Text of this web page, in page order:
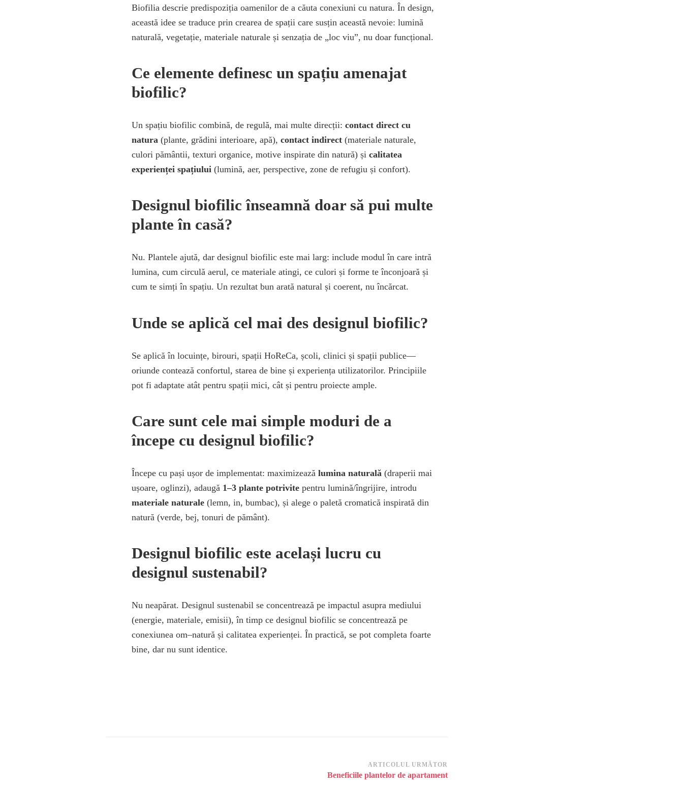
Biofilia descrie predispoziția oamenilor de a căuta conexiuni cu natura. În design,
această idee se traduce prin crearea de spații care susțin această nevoie: lumină
naturală, vegetație, materiale naturale și senzația de „loc viu”, nu doar funcțional.
Ce elemente definesc un spațiu amenajat
biofilic?
Un spațiu biofilic combină, de regulă, mai multe direcții: contact direct cu
natura (plante, grădini interioare, apă), contact indirect (materiale naturale,
culori pământii, texturi organice, motive inspirate din natură) și calitatea
experienței spațiului (lumină, aer, perspective, zone de refugiu și confort).
Designul biofilic înseamnă doar să pui multe
plante în casă?
Nu. Plantele ajută, dar designul biofilic este mai larg: include modul în care intră
lumina, cum circulă aerul, ce materiale atingi, ce culori și forme te înconjoară și
cum te simți în spațiu. Un rezultat bun arată natural și coerent, nu încărcat.
Unde se aplică cel mai des designul biofilic?
Se aplică în locuințe, birouri, spații HoReCa, școli, clinici și spații publice—
oriunde contează confortul, starea de bine și experiența utilizatorilor. Principiile
pot fi adaptate atât pentru spații mici, cât și pentru proiecte ample.
Care sunt cele mai simple moduri de a
începe cu designul biofilic?
Începe cu pași ușor de implementat: maximizează lumina naturală (draperii mai
ușoare, oglinzi), adaugă 1–3 plante potrivite pentru lumină/îngrijire, introdu
materiale naturale (lemn, in, bumbac), și alege o paletă cromatică inspirată din
natură (verde, bej, tonuri de pământ).
Designul biofilic este același lucru cu
designul sustenabil?
Nu neapărat. Designul sustenabil se concentrează pe impactul asupra mediului
(energie, materiale, emisii), în timp ce designul biofilic se concentrează pe
conexiunea om–natură și calitatea experienței. În practică, se pot completa foarte
bine, dar nu sunt identice.
ARTICOLUL URMĂTOR
Beneficiile plantelor de apartament